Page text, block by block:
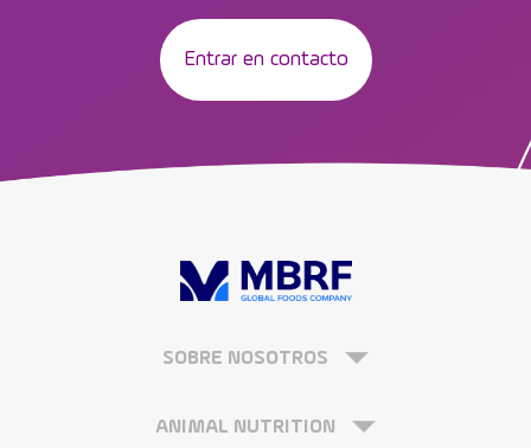
Entrar en contacto
SOBRE NOSOTROS
ANIMAL NUTRITION